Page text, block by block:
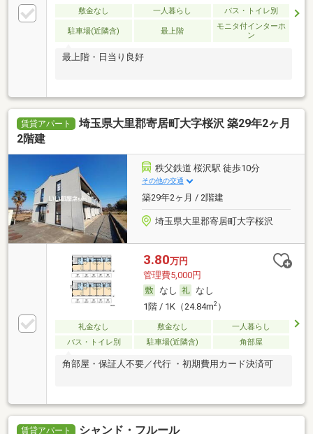
敷金なし 一人暮らし バス・トイレ別
駐車場(近隣含) 最上階
モニタ付インターホ
ン
最上階・日当り良好
賃貸アパート
埼玉県大里郡寄居町大字桜沢 築29年2ヶ月
2階建
秩父鉄道 桜沢駅 徒歩10分
その他の交通
築29年2ヶ月 / 2階建
埼玉県大里郡寄居町大字桜沢
3.80万円
管理費5,000円
なし
なし
1階 / 1K（24.84m2）
礼金なし 敷金なし
一人暮らし
バス・トイレ別
駐車場(近隣含) 角部屋
角部屋・保証人不要／代行 ・初期費用カード決済可
賃貸アパート シャンド・フルール